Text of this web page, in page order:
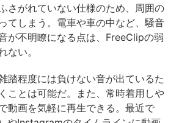
さがれていない仕様のため、周囲の
てしまう。電車や車の中など、騒音
が不明瞭になる点は、FreeClipの弱
ない。
踏程度には負けない音が出ているた
ことは可能だ。また、常時着用しや
動画を気軽に再生できる。最近で